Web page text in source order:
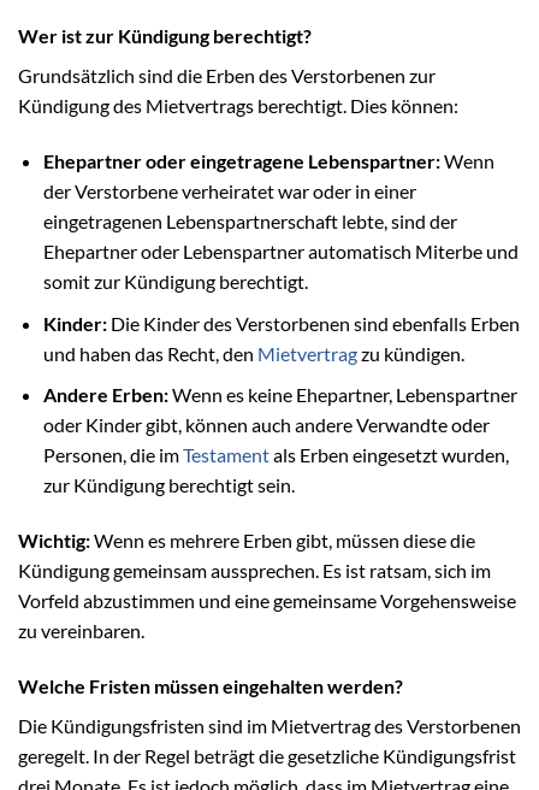
Wer ist zur Kündigung berechtigt?
Grundsätzlich sind die Erben des Verstorbenen zur
Kündigung des Mietvertrags berechtigt. Dies können:
Ehepartner oder eingetragene Lebenspartner:Wenn
der Verstorbene verheiratet war oder in einer
eingetragenen Lebenspartnerschaft lebte, sind der
Ehepartner oder Lebenspartner automatisch Miterbe und
somit zur Kündigung berechtigt.
Kinder:Die Kinder des Verstorbenen sind ebenfalls Erben
und haben das Recht, den Mietvertragzu kündigen.
Andere Erben:Wenn es keine Ehepartner, Lebenspartner
oder Kinder gibt, können auch andere Verwandte oder
Personen, die imTestamentals Erben eingesetzt wurden,
zur Kündigung berechtigt sein.
Wichtig:Wenn es mehrere Erben gibt, müssen diese die
Kündigung gemeinsam aussprechen. Es ist ratsam, sich im
Vorfeld abzustimmen und eine gemeinsame Vorgehensweise
zu vereinbaren.
Welche Fristen müssen eingehalten werden?
Die Kündigungsfristen sind im Mietvertrag des Verstorbenen
geregelt. In der Regel beträgt die gesetzliche Kündigungsfrist